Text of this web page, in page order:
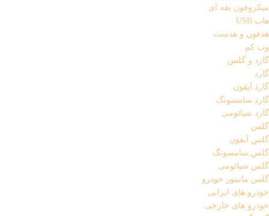
میکروفون یقه ای
هاب USB
هدفون و هدست
وب کم
گارد و گلس
گارد
گارد آیفون
گارد سامسونگ
گارد شیائومی
گلس
گلس آیفون
گلس سامسونگ
گلس شیائومی
گلس مانیتور خودرو
خودرو های ایرانی
خودرو های خارجی